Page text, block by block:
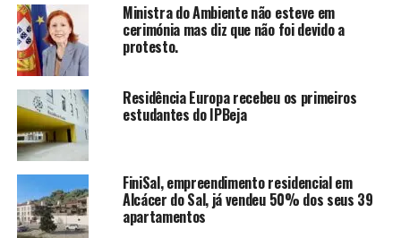
Ministra do Ambiente não esteve em
cerimónia mas diz que não foi devido a
protesto.
Residência Europa recebeu os primeiros
estudantes do IPBeja
FiniSal, empreendimento residencial em
Alcácer do Sal, já vendeu 50% dos seus 39
apartamentos